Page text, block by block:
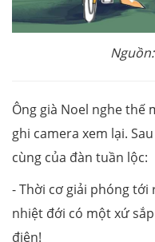
Ông già Noel nghe thế
ghi camera xem lại.
cùng của đàn tuần lộc:
- Thời cơ giải phóng
nhiệt đới có một xứ
điện!